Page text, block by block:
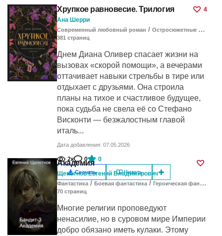
Хрупкое равновесие. Трилогия
4
Ана Шерри
Современный любовный роман / Остросюжетные любовные романы
381 cтраниц
Днем Диана Оливер спасает жизни на
вызовах «скорой помощи», а вечерами
оттачивает навыки стрельбы в тире или
отдыхает с друзьями. Она строила
планы на тихое и счастливое будущее,
пока судьба не свела её со Стефано
Висконти — безжалостным главой
италь...
Дата добавления: 07.05.2026
2к 0 0
Скачать Читать
Академия
Щепетнов Евгений Владимирович
Фантастика / Боевая фантастика / Героическая фантастика
70 cтраниц
Многие религии проповедуют
ненасилие, но в суровом мире Империи
добро обязано иметь кулаки. Этому